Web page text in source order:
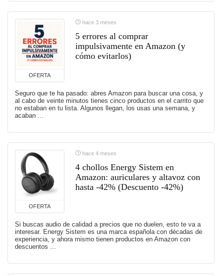
OFERTA
hace 3 meses
5 errores al comprar
impulsivamente en Amazon (y
cómo evitarlos)
Seguro que te ha pasado: abres Amazon para buscar una cosa, y
al cabo de veinte minutos tienes cinco productos en el carrito que
no estaban en tu lista. Algunos llegan, los usas una semana, y
acaban ...
OFERTA
hace 4 meses
4 chollos Energy Sistem en
Amazon: auriculares y altavoz con
hasta -42% (Descuento -42%)
Si buscas audio de calidad a precios que no duelen, esto te va a
interesar. Energy Sistem es una marca española con décadas de
experiencia, y ahora mismo tienen productos en Amazon con
descuentos ...